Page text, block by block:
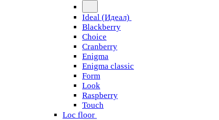
Ideal (Идеал)
Blackberry
Choice
Cranberry
Enigma
Enigma classic
Form
Look
Raspberry
Touch
Loc floor